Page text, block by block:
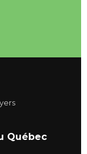
Québec